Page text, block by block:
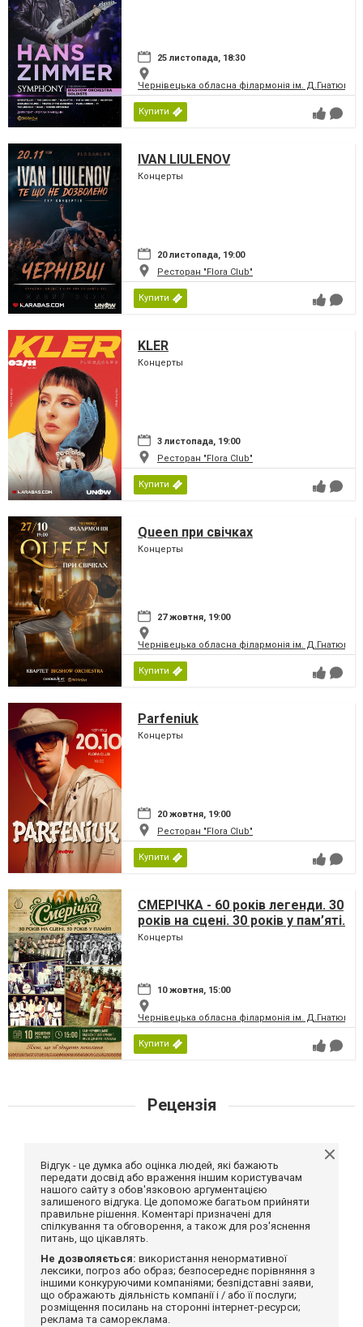
25 листопада, 18:30
Чернівецька обласна філармонія ім. Д.Гнатюка
Купити
IVAN LIULENOV
Концерты
20 листопада, 19:00
Ресторан "Flora Club"
Купити
KLER
Концерты
3 листопада, 19:00
Ресторан "Flora Club"
Купити
Queen при свічках
Концерты
27 жовтня, 19:00
Чернівецька обласна філармонія ім. Д.Гнатюка
Купити
Parfeniuk
Концерты
20 жовтня, 19:00
Ресторан "Flora Club"
Купити
СМЕРІЧКА - 60 років легенди. 30
років на сцені. 30 років у пам’яті.
Концерты
10 жовтня, 15:00
Чернівецька обласна філармонія ім. Д.Гнатюка
Купити
Рецензія
Відгук - це думка або оцінка людей, які бажають
передати досвід або враження іншим користувачам
нашого сайту з обов'язковою аргументацією
залишеного відгука. Це допоможе багатьом прийняти
правильне рішення. Коментарі призначені для
спілкування та обговорення, а також для роз'яснення
питань, що цікавлять.
Не дозволяється: використання ненормативної
лексики, погроз або образ; безпосереднє порівняння з
іншими конкуруючими компаніями; безпідставні заяви,
що ображають діяльність компанії і / або її послуги;
розміщення посилань на сторонні інтернет-ресурси;
реклама та самореклама.